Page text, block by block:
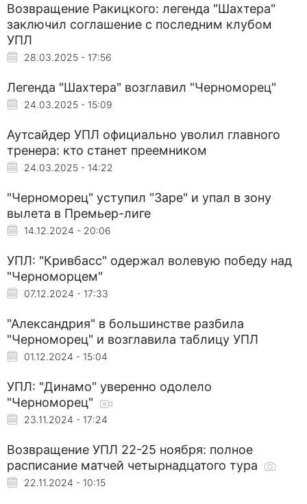
Возвращение Ракицкого: легенда "Шахтера"
заключил соглашение с последним клубом
УПЛ
28.03.2025 - 17:56
Легенда "Шахтера" возглавил "Черноморец"
24.03.2025 - 15:09
Аутсайдер УПЛ официально уволил главного
тренера: кто станет преемником
24.03.2025 - 14:22
"Черноморец" уступил "Заре" и упал в зону
вылета в Премьер-лиге
14.12.2024 - 20:06
УПЛ: "Кривбасс" одержал волевую победу над
"Черноморцем"
07.12.2024 - 17:33
"Александрия" в большинстве разбила
"Черноморец" и возглавила таблицу УПЛ
01.12.2024 - 15:04
УПЛ: "Динамо" уверенно одолело
"Черноморец"
23.11.2024 - 17:24
Возвращение УПЛ 22-25 ноября: полное
расписание матчей четырнадцатого тура
22.11.2024 - 10:15